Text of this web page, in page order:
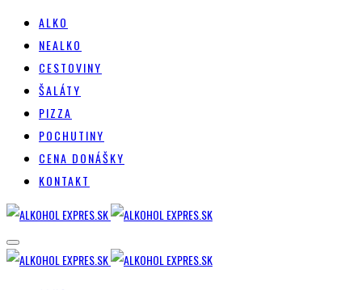
ALKO
NEALKO
CESTOVINY
ŠALÁTY
PIZZA
POCHUTINY
CENA DONÁŠKY
KONTAKT